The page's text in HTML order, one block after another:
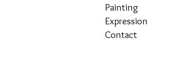
Painting
Expression
Contact